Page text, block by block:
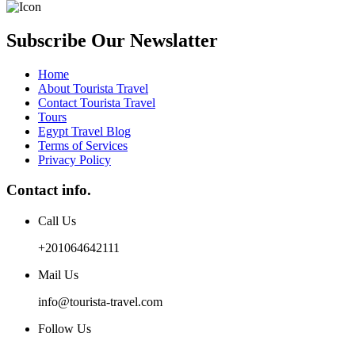
Subscribe Our Newslatter
Home
About Tourista Travel
Contact Tourista Travel
Tours
Egypt Travel Blog
Terms of Services
Privacy Policy
Contact info.
Call Us
+201064642111
Mail Us
info@tourista-travel.com
Follow Us